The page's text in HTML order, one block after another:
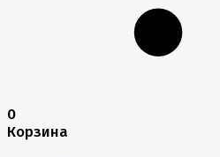
0
Корзина